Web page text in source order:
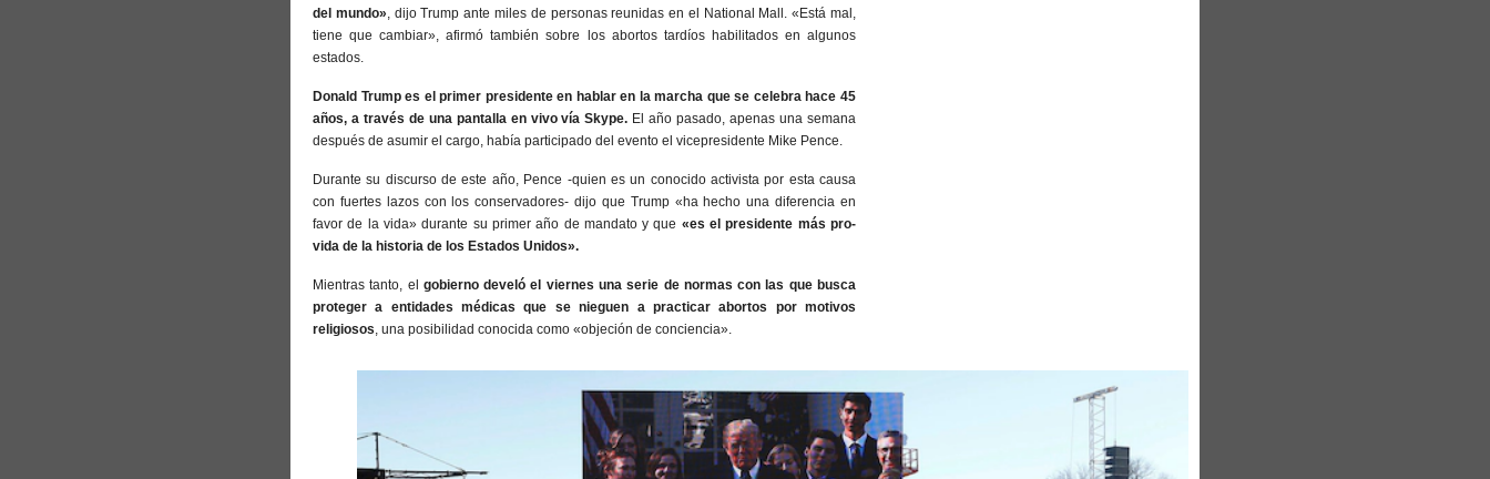
del mundo» , dijo Trump ante miles de personas reunidas en el National Mall. «Está mal,
tiene que cambiar», afirmó también sobre los abortos tardíos habilitados en algunos
estados.
Donald Trump es el primer presidente en hablar en la marcha que se celebra hace 45
años, a través de una pantalla en vivo vía Skype. El año pasado, apenas una semana
después de asumir el cargo, había participado del evento el vicepresidente Mike Pence.
Durante su discurso de este año, Pence -quien es un conocido activista por esta causa
con fuertes lazos con los conservadores- dijo que Trump «ha hecho una diferencia en
favor de la vida» durante su primer año de mandato y que «es el presidente más pro-
vida de la historia de los Estados Unidos».
Mientras tanto, el gobierno develó el viernes una serie de normas con las que busca
proteger a entidades médicas que se nieguen a practicar abortos por motivos
religiosos , una posibilidad conocida como «objeción de conciencia».